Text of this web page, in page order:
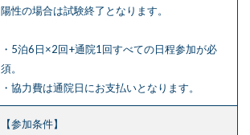
陽性の場合は試験終了となります。
・5泊6日×2回+通院1回すべての日程参加が必
須。
・協力費は通院日にお支払いとなります。
【参加条件】